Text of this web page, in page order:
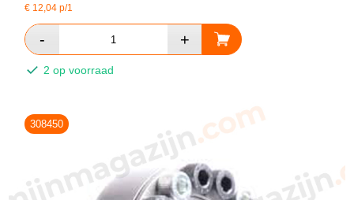
€ 12,04 p/1
2 op voorraad
308450